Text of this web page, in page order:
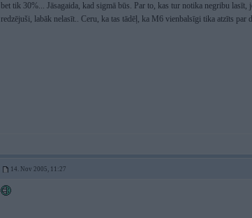
bet tik 30%... Jāsagaida, kad sigmā būs. Par to, kas tur notika negribu
redzējuši, labāk nelasīt.. Ceru, ka tas tādēļ, ka M6 vienbalsīgi tika atzīts par
14. Nov 2005, 11:27